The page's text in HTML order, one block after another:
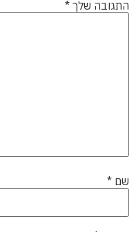
התגובה שלך *
שם *